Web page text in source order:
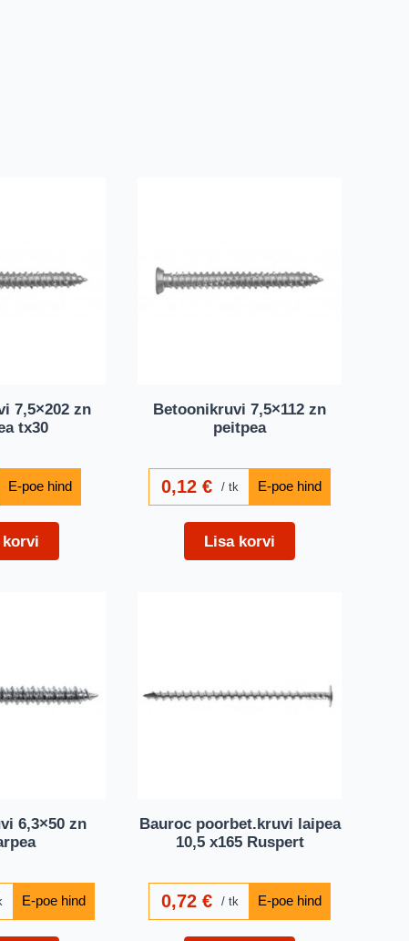
7,5×202 zn
tx30
korvi
Betoonikruvi 7,5×112 zn
peitpea
0,12€ tk
Lisa korvi
6,3×50 zn
Bauroc poorbet.kruvi laipea
10,5 x165 Ruspert
0,72€ tk